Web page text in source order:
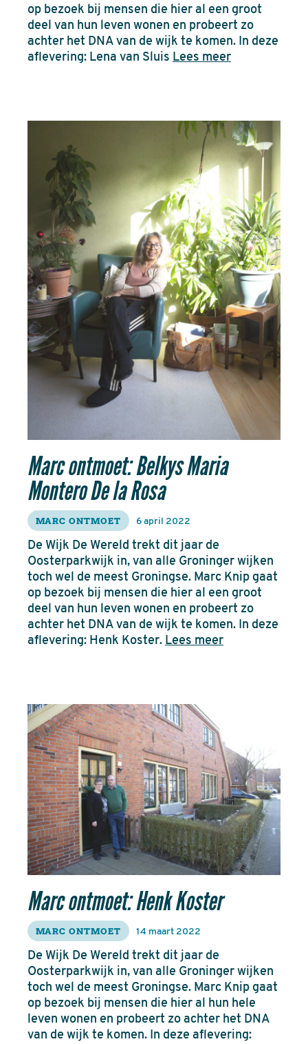
op bezoek bij mensen die hier al een groot
deel van hun leven wonen en probeert zo
achter het DNA van de wijk te komen. In deze
aflevering: Lena van Sluis Lees meer
Marc ontmoet: Belkys Maria
Montero De la Rosa
MARC ONTMOET 6 april 2022
De Wijk De Wereld trekt dit jaar de
Oosterparkwijk in, van alle Groninger wijken
toch wel de meest Groningse. Marc Knip gaat
op bezoek bij mensen die hier al een groot
deel van hun leven wonen en probeert zo
achter het DNA van de wijk te komen. In deze
aflevering: Henk Koster. Lees meer
Marc ontmoet: Henk Koster
MARC ONTMOET 14 maart 2022
De Wijk De Wereld trekt dit jaar de
Oosterparkwijk in, van alle Groninger wijken
toch wel de meest Groningse. Marc Knip gaat
op bezoek bij mensen die hier al hun hele
leven wonen en probeert zo achter het DNA
van de wijk te komen. In deze aflevering: